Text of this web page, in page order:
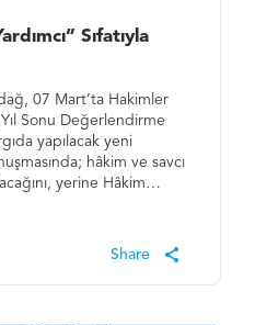
Sıfatıyla
07 Mart’ta Hakimler
Sonu Değerlendirme
yapılacak yeni
hâkim ve savcı
yerine Hâkim…